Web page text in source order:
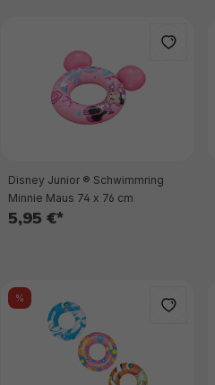
Disney Junior ® Schwimmring
Minnie Maus 74 x 76 cm
5,95 €*
%